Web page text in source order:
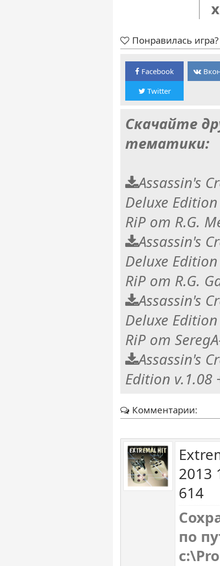
Понравилась
Facebook
Twitter
Скачайте
тематики:
Assassin's
Deluxe
RiP от R.G.
Assassin's
Deluxe
RiP от R.G.
Assassin's
Deluxe
RiP от
Assassin's
Edition v.1.08
Комментарии:
2013
614
по